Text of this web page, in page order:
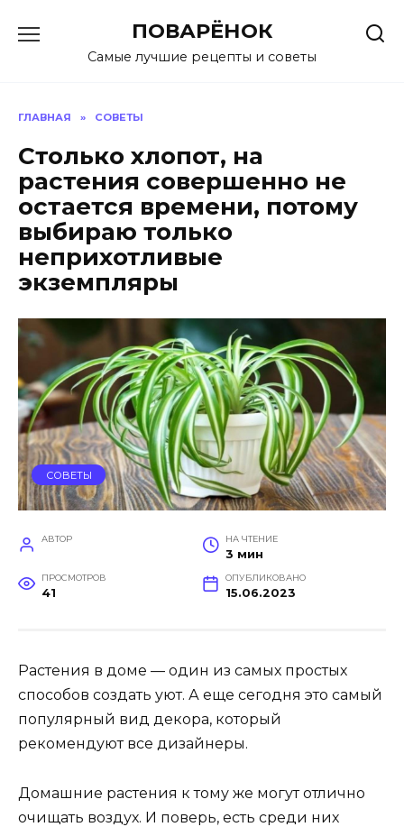
содержанию
ПОВАРЁНОК
Самые лучшие рецепты и советы
ГЛАВНАЯ » СОВЕТЫ
Столько хлопот, на
растения совершенно не
остается времени, потому
выбираю только
неприхотливые
экземпляры
СОВЕТЫ
АВТОР НА ЧТЕНИЕ
3 мин
ПРОСМОТРОВ
41
ОПУБЛИКОВАНО
15.06.2023
Растения в доме — один из самых простых
способов создать уют. А еще сегодня это самый
популярный вид декора, который
рекомендуют все дизайнеры.
Домашние растения к тому же могут отлично
очищать воздух. И поверь, есть среди них